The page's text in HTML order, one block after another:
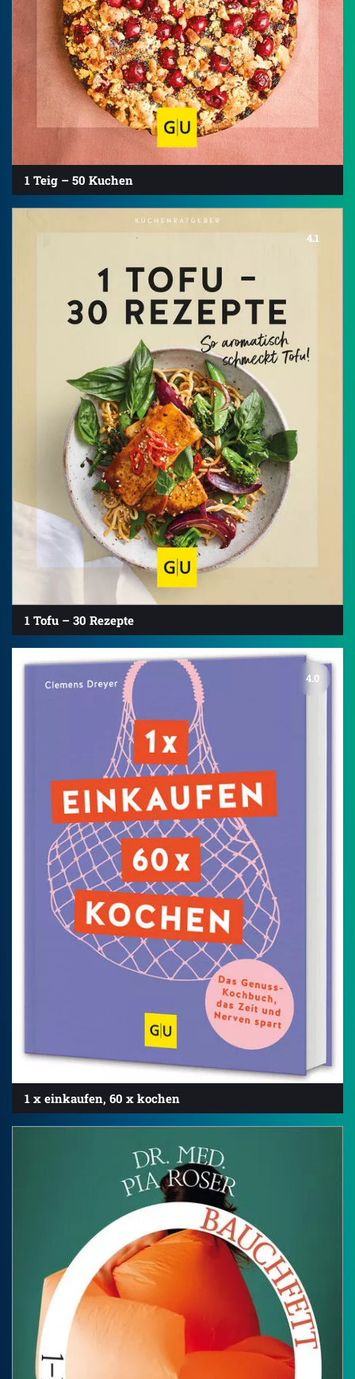
1 Teig – 50 Kuchen
4.1
1 Tofu – 30 Rezepte
4.0
1 x einkaufen, 60 x kochen